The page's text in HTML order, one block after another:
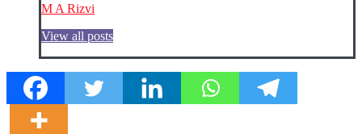
M A Rizvi
View all posts